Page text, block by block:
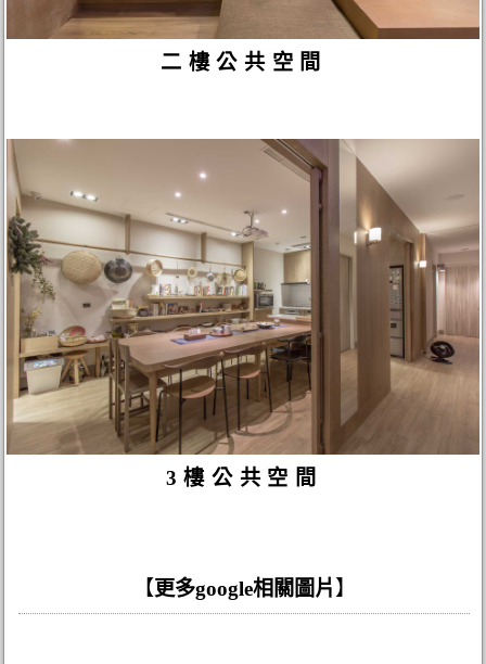
二樓公共空間
3樓公共空間
【更多google相關圖片 】